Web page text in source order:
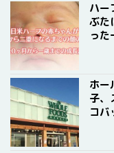
ハー
ぶた
った
ホー
子、
コバ